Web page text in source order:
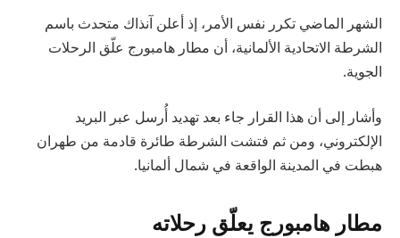
الشهر الماضي تكرر نفس الأمر، إذ أعلن آنذاك متحدث باسم
الشرطة الاتحادية الألمانية، أن مطار هامبورج علّق الرحلات
الجوية.
وأشار إلى أن هذا القرار جاء بعد تهديد أُرسل عبر البريد
الإلكتروني، ومن ثم فتشت الشرطة طائرة قادمة من طهران
هبطت في المدينة الواقعة في شمال ألمانيا.
مطار هامبورج يعلّق رحلاته